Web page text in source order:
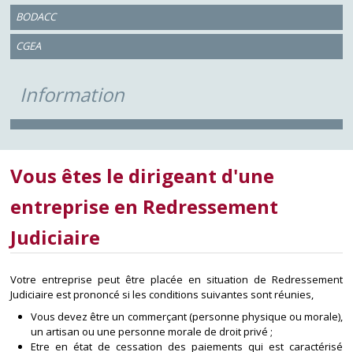
BODACC
CGEA
Information
Vous êtes le dirigeant d'une
entreprise en Redressement
Judiciaire
Votre entreprise peut être placée en situation de Redressement
Judiciaire est prononcé si les conditions suivantes sont réunies,
Vous devez être un commerçant (personne physique ou morale),
un artisan ou une personne morale de droit privé ;
Etre en état de cessation des paiements qui est caractérisé